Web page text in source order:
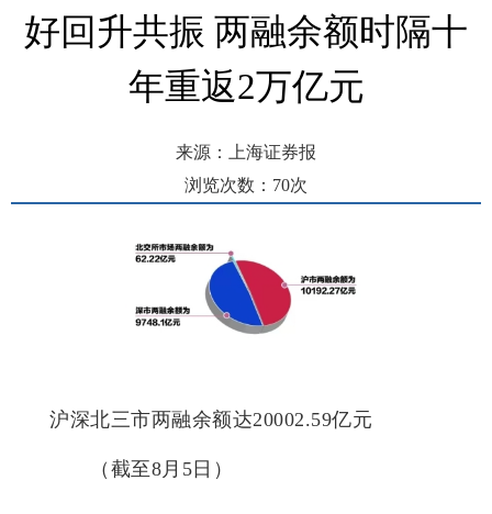
好回升共振 两融余额时隔十
年重返2万亿元
来源：上海证券报
浏览次数： 70次
沪深北三市两融余额达20002.59亿元
（截至8月5日）